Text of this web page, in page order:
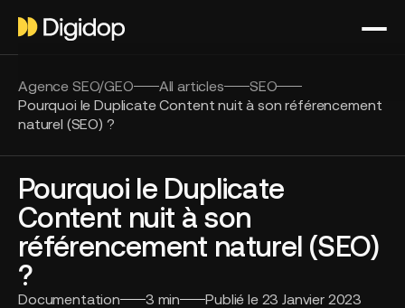
Agence SEO/GEO All articles
SEO
Pourquoi le Duplicate Content nuit à son référencement
naturel (SEO) ?
Pourquoi le Duplicate
Content nuit à son
référencement naturel (SEO)
?
Documentation 3 min Publié le 23 Janvier 2023